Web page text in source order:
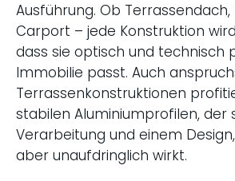
Ausführung. Ob
Carport – jede Konstruktion
dass sie optisch und technisch
Immobilie passt. Auch
Terrassenkonstruktionen
stabilen Aluminiumprofilen, der
Verarbeitung und einem
aber unaufdringlich wirkt.